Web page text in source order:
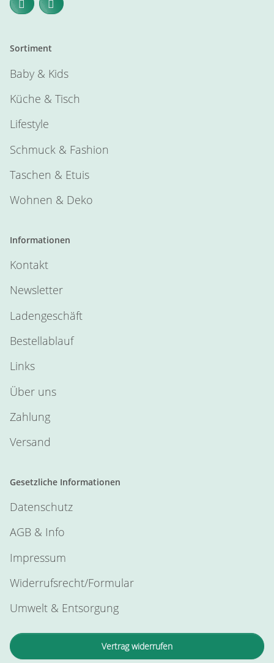
Sortiment
Baby & Kids
Küche & Tisch
Lifestyle
Schmuck & Fashion
Taschen & Etuis
Wohnen & Deko
Informationen
Kontakt
Newsletter
Ladengeschäft
Bestellablauf
Links
Über uns
Zahlung
Versand
Gesetzliche Informationen
Datenschutz
AGB & Info
Impressum
Widerrufsrecht/Formular
Umwelt & Entsorgung
Vertrag widerrufen